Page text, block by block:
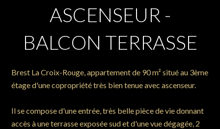
ASCENSEUR -
BALCON TERRASSE
Brest La Croix-Rouge, appartement de 90 m² situé au 3ème
étage d'une copropriété très bien tenue avec ascenseur.
Il se compose d'une entrée, très belle pièce de vie donnant
accès à une terrasse exposée sud et d'une vue dégagée, 2